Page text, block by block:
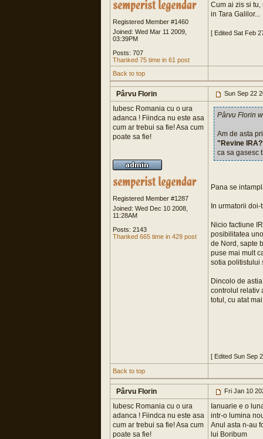
Registered Member #1460
Joined: Wed Mar 11 2009,
03:39PM
Posts: 707
Thanked 75 time in 61 post
Cum ai zis si
in Tara Galilor...
[ Edited Sat Feb
Back to top
Pârvu Florin Sun Sep 22
Iubesc Romania cu o ura
adanca ! Fiindca nu este asa
cum ar trebui sa fie! Asa cum
poate sa fie!
Registered Member #1287
Joined: Wed Dec 10 2008,
11:28AM
Posts: 2143
Thanked 665 time in 429 post
Pârvu Florin
Am de asta
"Revine
ca sa gasesc
Pana se
In urmatorii
Nicio factiune
posibilitatea
de Nord, sapte
puse mai mult
sotia politistului
Dincolo de
controlul relativ
totul, cu atat
[ Edited Sun Sep
Back to top
Pârvu Florin Fri Jan 10
Iubesc Romania cu o ura
adanca ! Fiindca nu este asa
cum ar trebui sa fie! Asa cum
poate sa fie!
Ianuarie e o
intr-o lumina
Anul asta n-au
lui Boribum